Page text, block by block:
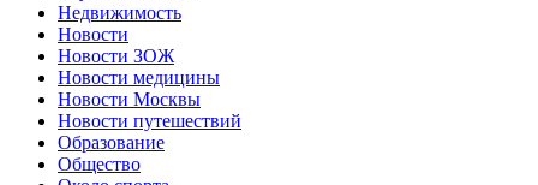
Недвижимость
Новости
Новости ЗОЖ
Новости медицины
Новости Москвы
Новости путешествий
Образование
Общество